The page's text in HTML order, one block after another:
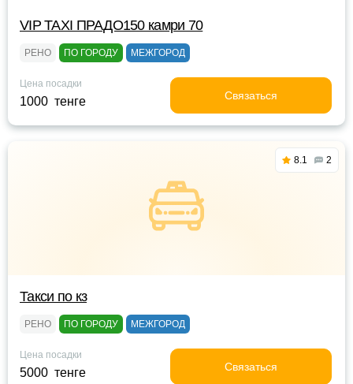
VIP TAXI ПРАДО150 камри 70
РЕНО ПО ГОРОДУ МЕЖГОРОД
Цена посадки
1000 тенге Связаться
8.1 2
Такси по кз
РЕНО ПО ГОРОДУ МЕЖГОРОД
Цена посадки
5000 тенге Связаться